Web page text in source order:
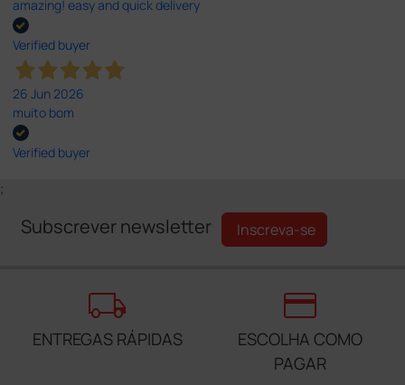
amazing! easy and quick delivery
Verified buyer
26 Jun 2026
muito bom
Verified buyer
;
Subscrever newsletter Inscreva-se
local_shipping
ENTREGAS RÁPIDAS
credit_card
ESCOLHA COMO
PAGAR